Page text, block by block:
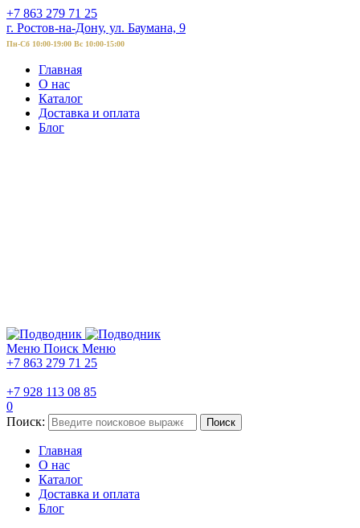
+7 863 279 71 25
г. Ростов-на-Дону, ул. Баумана, 9
Пн-Сб 10:00-19:00 Вс 10:00-15:00
Главная
О нас
Каталог
Доставка и оплата
Блог
Меню Поиск Меню
+7 863 279 71 25
+7 928 113 08 85
0
Поиск:
Поиск
Главная
О нас
Каталог
Доставка и оплата
Блог